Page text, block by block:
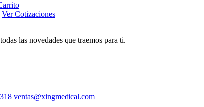
Ver Cotizaciones
las novedades que traemos para ti.
ventas@xingmedical.com